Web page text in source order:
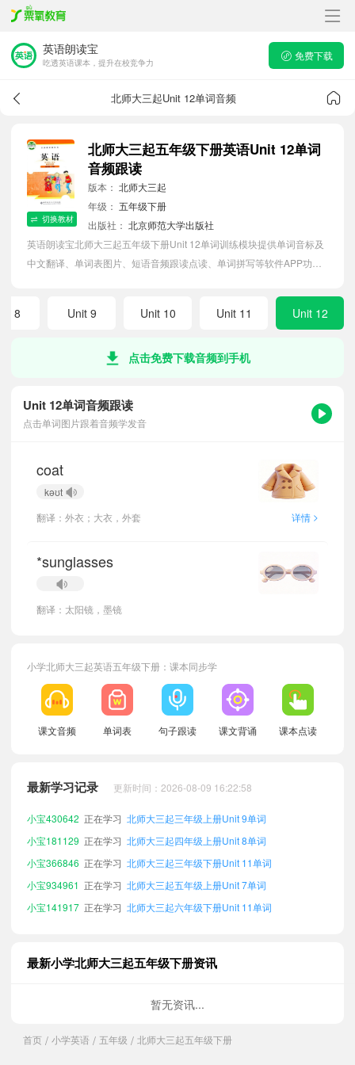
英语朗读宝
吃透英语课本，提升在校竞争力
免费下载
北师大三起Unit 12单词音频
切换教材
北师大三起五年级下册英语Unit 12单词
音频跟读
版本： 北师大三起
年级： 五年级下册
出版社： 北京师范大学出版社
英语朗读宝北师大三起五年级下册Unit 12单词训练模块提供单词音标及
中文翻译、单词表图片、短语音频跟读点读、单词拼写等软件APP功
8 Unit 9 Unit 10 Unit 11 Unit 12
点击免费下载音频到手机
Unit 12单词音频跟读
点击单词图片跟着音频学发音
coat
kəʊt
翻译：外衣；大衣，外套
详情 >
*sunglasses
翻译：太阳镜，墨镜
小学北师大三起英语五年级下册：课本同步学
课文音频 单词表 句子跟读 课文背诵 课本点读
最新学习记录 更新时间：2026-08-09 16:22:58
小宝427824 正在学习 北师大三起六年级上册Unit 8单词
小宝430642 正在学习 北师大三起三年级上册Unit 9单词
小宝181129 正在学习 北师大三起四年级上册Unit 8单词
小宝366846 正在学习 北师大三起三年级下册Unit 11单词
小宝934961 正在学习 北师大三起五年级上册Unit 7单词
小宝141917 正在学习 北师大三起六年级下册Unit 11单词
小宝774729 正在学习 北师大三起六年级上册Unit 9单词
小宝589198 正在学习
北师大三起五年级上册Unit 8单词
最新小学北师大三起五年级下册资讯
暂无资讯...
首页 / 小学英语 / 五年级 / 北师大三起五年级下册